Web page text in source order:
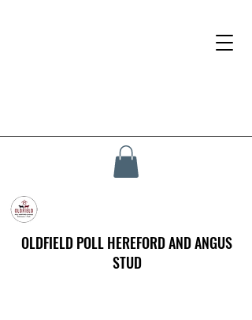
OLDFIELD POLL HEREFORD AND ANGUS
STUD